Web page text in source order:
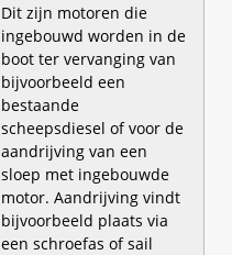
Dit zijn motoren die
ingebouwd worden in de
boot ter vervanging van
bijvoorbeeld een
bestaande
scheepsdiesel of voor de
aandrijving van een
sloep met ingebouwde
motor. Aandrijving vindt
bijvoorbeeld plaats via
een schroefas of sail